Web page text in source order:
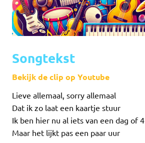
Songtekst
Bekijk de clip op Youtube
Lieve allemaal, sorry allemaal
Dat ik zo laat een kaartje stuur
Ik ben hier nu al iets van een dag of 4
Maar het lijkt pas een paar uur